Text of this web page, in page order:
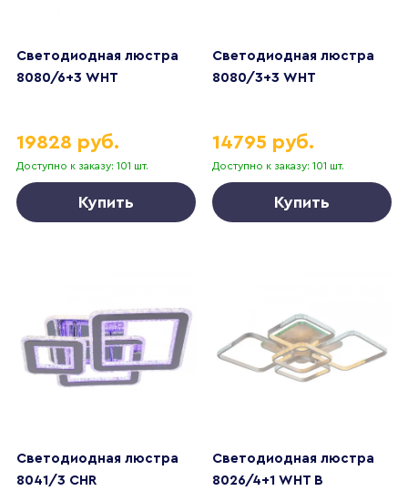
Светодиодная люстра
8080/6+3 WHT
Доступно к заказу: 101 шт.
19828 руб.
Купить
Светодиодная люстра
8080/3+3 WHT
Доступно к заказу: 101 шт.
14795 руб.
Купить
Светодиодная люстра
8041/3 CHR
Светодиодная люстра
8026/4+1 WHT B